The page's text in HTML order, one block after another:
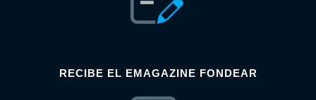
RECIBE EL EMAGAZINE FONDEAR